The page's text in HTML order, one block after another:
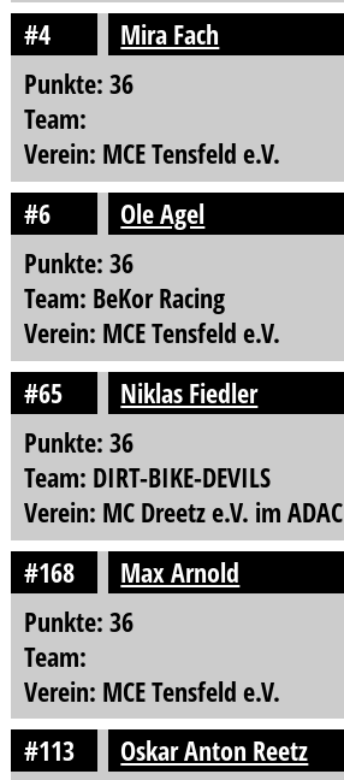
#4
Mira Fach
Punkte: 36
Team:
Verein: MCE Tensfeld e.V.
#6
Ole Agel
Punkte: 36
Team: BeKor Racing
Verein: MCE Tensfeld e.V.
#65
Niklas Fiedler
Punkte: 36
Team: DIRT-BIKE-DEVILS
Verein: MC Dreetz e.V. im ADAC
#168
Max Arnold
Punkte: 36
Team:
Verein: MCE Tensfeld e.V.
#113
Oskar Anton Reetz